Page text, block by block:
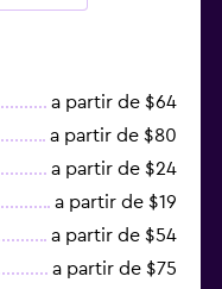
a partir de $64
a partir de $80
a partir de $24
a partir de $19
a partir de $54
a partir de $75